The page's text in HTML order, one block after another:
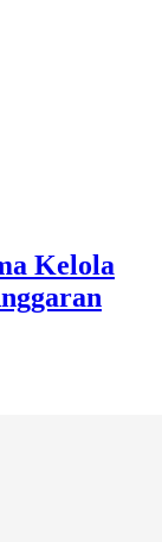
Kelola